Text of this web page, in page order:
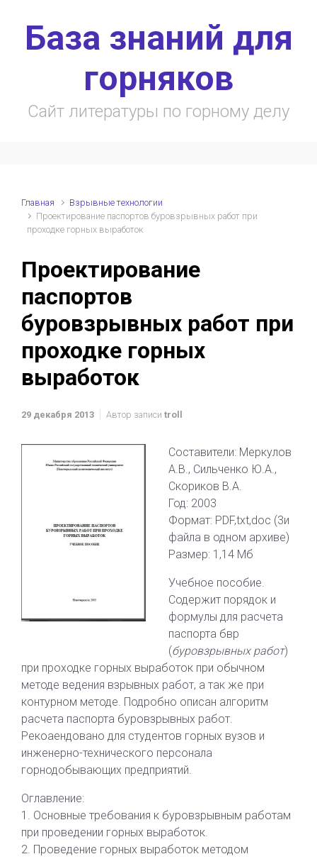
База знаний для
горняков
Сайт литературы по горному делу
Главная
Взрывные технологии
Проектирование паспортов буровзрывных работ при
проходке горных выработок
Проектирование
паспортов
буровзрывных работ при
проходке горных
выработок
29 декабря 2013 Автор записи troll
Составители: Меркулов
А.В., Сильченко Ю.А.,
Скориков В.А.
Год: 2003
Формат: PDF,txt,doc (3и
файла в одном архиве)
Размер: 1,14 Мб
Учебное пособие.
Содержит порядок и
формулы для расчета
паспорта бвр
(буровзрывных работ)
при проходке горных выработок при обычном
методе ведения взрывных работ, а так же при
контурном методе. Подробно описан алгоритм
расчета паспорта буровзрывных работ.
Рекоаендовано для студентов горных вузов и
инженерно-технического персонала
горнодобывающих предприятий.
Оглавление:
1. Основные требования к буровзрывным работам
при проведении горных выработок.
2. Проведение горных выработок методом